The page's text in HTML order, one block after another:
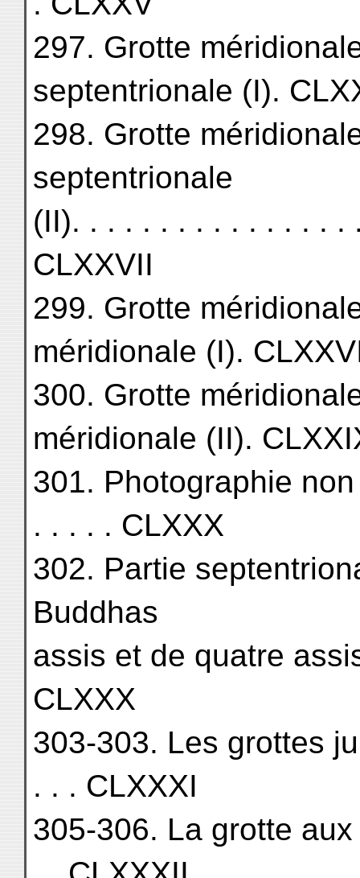
297. Grotte
septentrionale (I).
298. Grotte
septentrionale
(II). . . . . . . . . . . . . . .
CLXXVII
299. Grotte
méridionale (I).
300. Grotte
méridionale (II).
301. Photographie
. . . . . CLXXX
302. Partie
Buddhas
assis et de quatre
CLXXX
303-303. Les grottes
. . . CLXXXI
305-306. La grotte